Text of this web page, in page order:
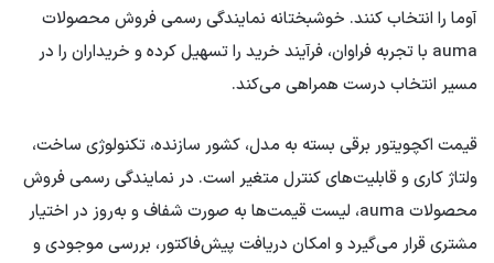
آوما را انتخاب کنند. خوشبختانه نمایندگی رسمی فروش محصولات
auma با تجربه فراوان، فرآیند خرید را تسهیل کرده و خریداران را در
مسیر انتخاب درست همراهی می‌کند.
قیمت اکچویتور برقی بسته به مدل، کشور سازنده، تکنولوژی ساخت،
ولتاژ کاری و قابلیت‌های کنترل متغیر است. در نمایندگی رسمی فروش
محصولات auma، لیست قیمت‌ها به صورت شفاف و به‌روز در اختیار
مشتری قرار می‌گیرد و امکان دریافت پیش‌فاکتور، بررسی موجودی و